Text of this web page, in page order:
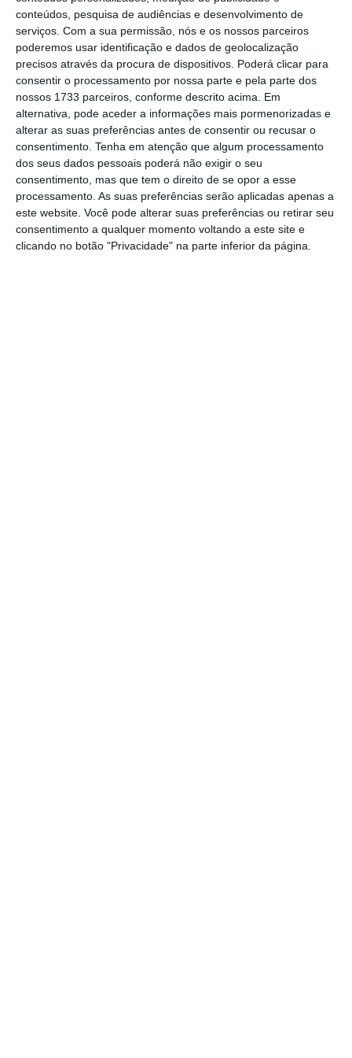
conteúdos, pesquisa de audiências e desenvolvimento de
serviços. Com a sua permissão, nós e os nossos parceiros
poderemos usar identificação e dados de geolocalização
precisos através da procura de dispositivos. Poderá clicar para
consentir o processamento por nossa parte e pela parte dos
nossos 1733 parceiros, conforme descrito acima. Em
alternativa, pode aceder a informações mais pormenorizadas e
alterar as suas preferências antes de consentir ou recusar o
consentimento. Tenha em atenção que algum processamento
dos seus dados pessoais poderá não exigir o seu
consentimento, mas que tem o direito de se opor a esse
processamento. As suas preferências serão aplicadas apenas a
este website. Você pode alterar suas preferências ou retirar seu
consentimento a qualquer momento voltando a este site e
clicando no botão "Privacidade" na parte inferior da página.
face a 2023.
Por outro lado, regista-se ocrescimento das
entregas fora de casa, para o qual também
contribui o uso crescente de lockers — já adotados
por 14% dos portugueses. Este valor traduz um
crescimento de cinco pontos percentuais face a
2023 e reflete uma tendência consistente de
crescimento. Apesar de ainda abaixo da média
europeia (27%), estes números “revelam potencial
de expansão, sobretudo entre os consumidores